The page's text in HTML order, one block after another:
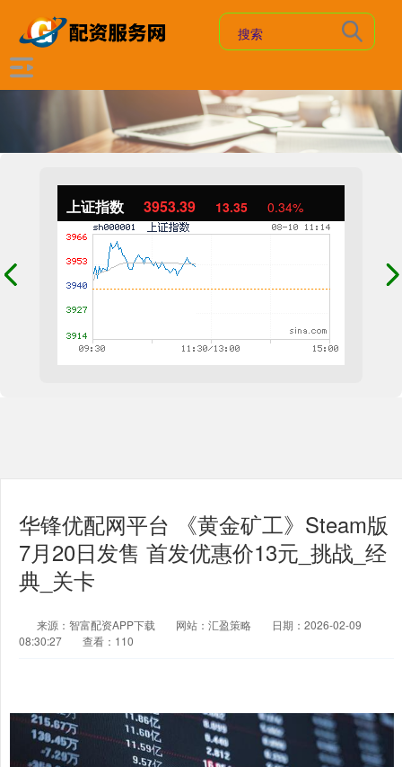
上证指数 3953.39 13.35 0.34%
华锋优配网平台 《黄金矿工》Steam版
7月20日发售 首发优惠价13元_挑战_经
典_关卡
来源：智富配资APP下载 网站：汇盈策略
日期：2026-02-09
08:30:27
查看：110